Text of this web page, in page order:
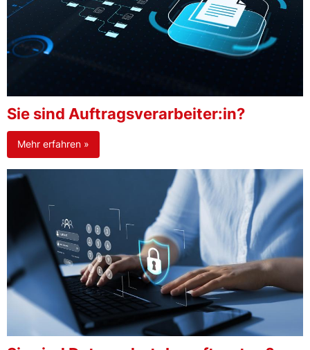
Sie sind Auftragsverarbeiter:in?
Mehr erfahren »